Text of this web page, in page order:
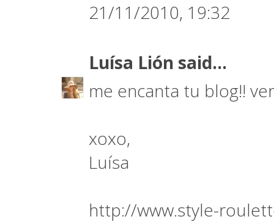
21/11/2010, 19:32
Luísa Lión said...
me encanta tu blog!!
xoxo,
Luísa
http://www.style-